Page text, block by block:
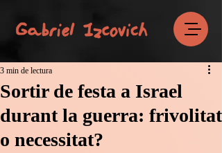
Sortir de festa a Israel
durant la guerra: frivolitat
o necessitat?
3 min de lectura